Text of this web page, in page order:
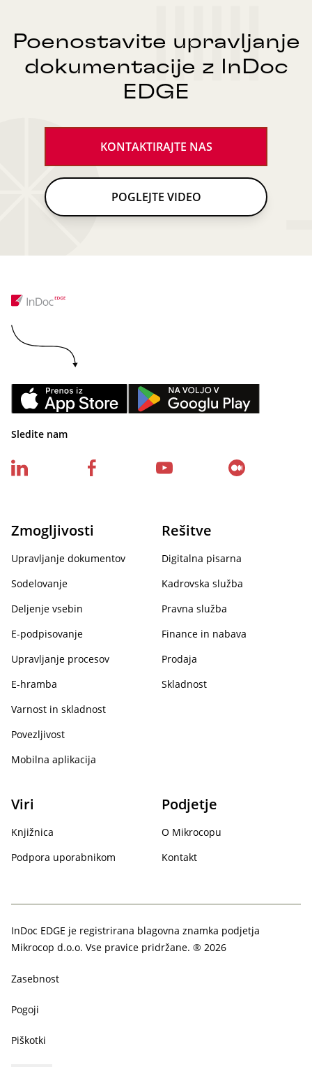
Poenostavite upravljanje
dokumentacije z InDoc
EDGE
KONTAKTIRAJTE NAS
POGLEJTE VIDEO
Sledite nam
Zmogljivosti
Upravljanje dokumentov
Sodelovanje
Deljenje vsebin
E-podpisovanje
Upravljanje procesov
E-hramba
Varnost in skladnost
Povezljivost
Mobilna aplikacija
Rešitve
Digitalna pisarna
Kadrovska služba
Pravna služba
Finance in nabava
Prodaja
Skladnost
Viri
Knjižnica
Podpora uporabnikom
Podjetje
O Mikrocopu
Kontakt
InDoc EDGE je registrirana blagovna znamka podjetja
Mikrocop d.o.o. Vse pravice pridržane. ® 2026
Zasebnost
Pogoji
Piškotki